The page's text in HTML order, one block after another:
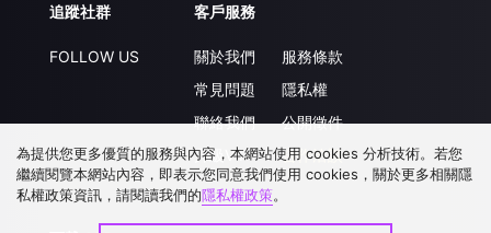
追蹤社群
FOLLOW US
客戶服務
關於我們
常見問題
聯絡我們
升級VIP
服務條款
隱私權
公開徵件
合作洽談
為提供您更多優質的服務與內容，本網站使用 cookies 分析技術。若您
繼續閱覽本網站內容，即表示您同意我們使用 cookies，關於更多相關隱
私權政策資訊，請閱讀我們的隱私權政策。